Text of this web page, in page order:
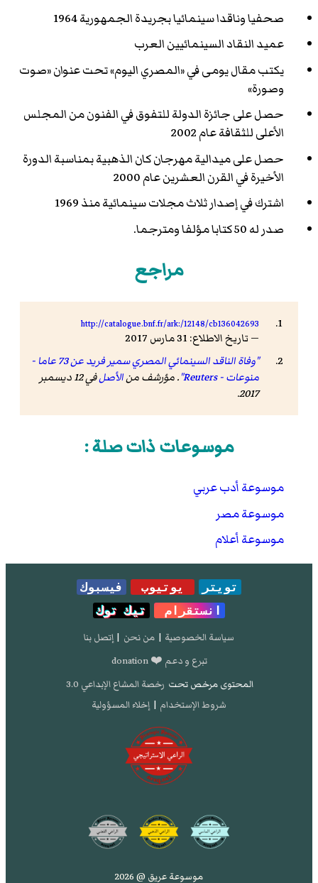
صحفيا وناقدا سينمائيا بجريدة الجمهورية 1964
عميد النقاد السينمائيين العرب
يكتب مقال يومى في «المصري اليوم» تحت عنوان «صوت
وصورة»
حصل على جائزة الدولة للتفوق في الفنون من المجلس
الأعلى للثقافة عام 2002
حصل على ميدالية مهرجان كان الذهبية بمناسبة الدورة
الأخيرة في القرن العشرين عام 2000
اشترك في إصدار ثلاث مجلات سينمائية منذ 1969
صدر له 50 كتابا مؤلفا ومترجما.
مراجع
http://catalogue.bnf.fr/ark:/12148/cb136042693
— تاريخ الاطلاع: 31 مارس 2017
"وفاة الناقد السينمائي المصري سمير فريد عن 73 عاما -
منوعات - Reuters"
. مؤرشف منالأصل
في 12 ديسمبر
2017
.
موسوعات ذات صلة :
موسوعة أدب عربي
موسوعة مصر
موسوعة أعلام
تويتر يوتيوب
فيسبوك
انستقرام
تيك توك
سياسة الخصوصية | من نحن | إتصل بنا
تبرع و دعم ❤️ donation
المحتوى مرخص تحت رخصة المشاع الإبداعي 3.0
شروط الإستخدام | إخلاء المسؤولية
موسوعة عريق @ 2026